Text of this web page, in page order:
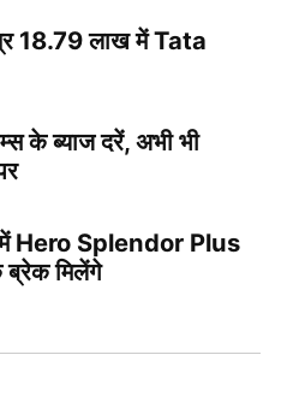
18.79 लाख में Tata
के ब्याज दरें, अभी भी
में Hero Splendor Plus
मिलेंगे